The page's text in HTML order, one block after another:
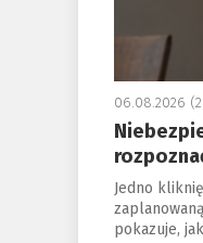
06.08.2026
Jedno
pokazuje,